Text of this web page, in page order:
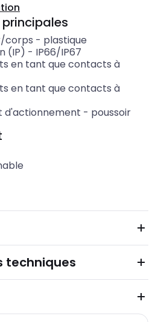
corps - plastique
(IP) - IP66/IP67
en tant que contacts à
en tant que contacts à
d'actionnement - poussoir
techniques